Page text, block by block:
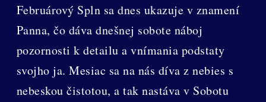
Februárový Spln sa dnes ukazuje v znamení
Panna, čo dáva dnešnej sobote náboj
pozornosti k detailu a vnímania podstaty
svojho ja. Mesiac sa na nás díva z nebies s
nebeskou čistotou, a tak nastáva v Sobotu